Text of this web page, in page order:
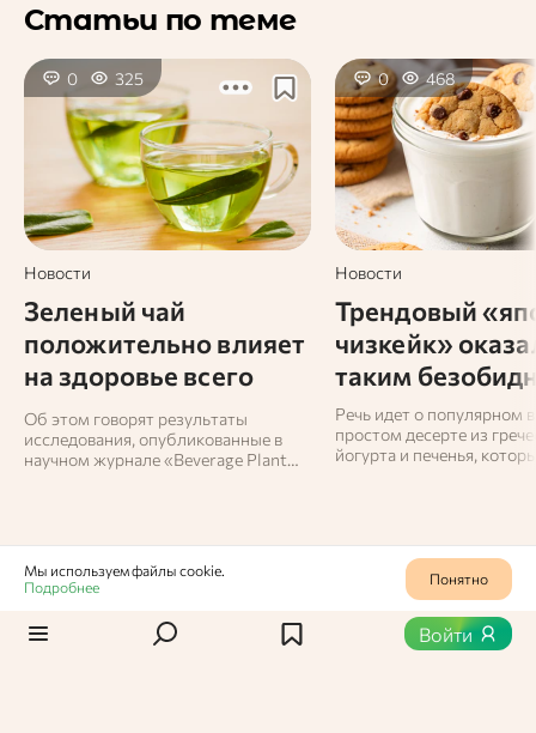
Статьи по теме
0 325
Новости
Зеленый чай
положительно влияет
на здоровье всего
организма
Об этом говорят результаты
исследования, опубликованные в
научном журнале «Beverage Plant
0 468
Новости
Трендовый
чизкейк»
таким
Речь идет о популярном
простом десерте из
йогурта и печенья,
Продукты
Войти
Мы используем файлы cookie.
Подробнее
Понятно